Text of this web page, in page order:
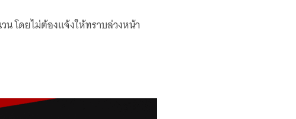
โดยไม่ต้องแจ้งให้ทราบล่วงหน้า